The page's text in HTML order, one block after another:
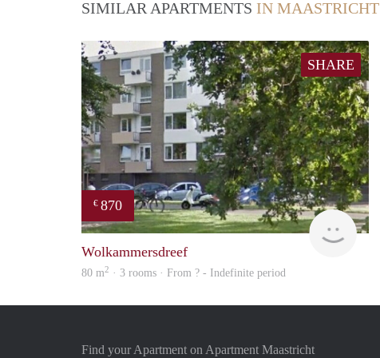
SIMILAR APARTMENTS IN MAASTRICHT
SHARE
€ 870
rent
Wolkammersdreef
80 m2 · 3 rooms · From ? - Indefinite period
Find your Apartment on Apartment Maastricht